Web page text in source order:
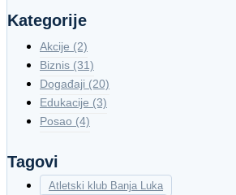
Kategorije
Akcije (2)
Biznis (31)
Događaji (20)
Edukacije (3)
Posao (4)
Tagovi
Atletski klub Banja Luka